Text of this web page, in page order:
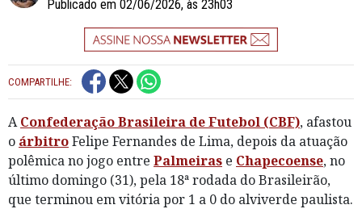
Publicado em 02/06/2026, às 23h03
COMPARTILHE:
AConfederação Brasileira de Futebol (CBF), afastou
o árbitroFelipe Fernandes de Lima, depois da atuação
polêmica no jogo entre Palmeiras e Chapecoense, no
último domingo (31), pela 18ª rodada do Brasileirão,
que terminou em vitória por 1 a 0 do alviverde paulista.